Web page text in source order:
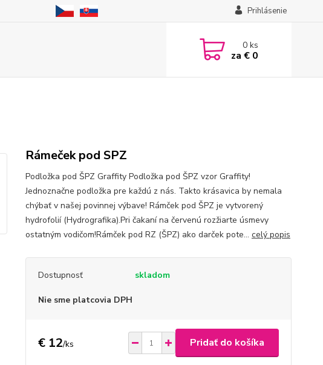
Prihlásenie
0ks
za € 0
Rámeček pod SPZ
Podložka pod ŠPZ Graffity Podložka pod ŠPZ vzor Graffity!
Jednoznačne podložka pre každú z nás. Takto krásavica by nemala
chýbať v našej povinnej výbave! Rámček pod ŠPZ je vytvorený
hydrofolií (Hydrografika).Pri čakaní na červenú rozžiarte úsmevy
ostatným vodičom!Rámček pod RZ (ŠPZ) ako darček pote... celý popis
Dostupnosť skladom
Nie sme platcovia DPH
€ 12/ks Pridať do košíka